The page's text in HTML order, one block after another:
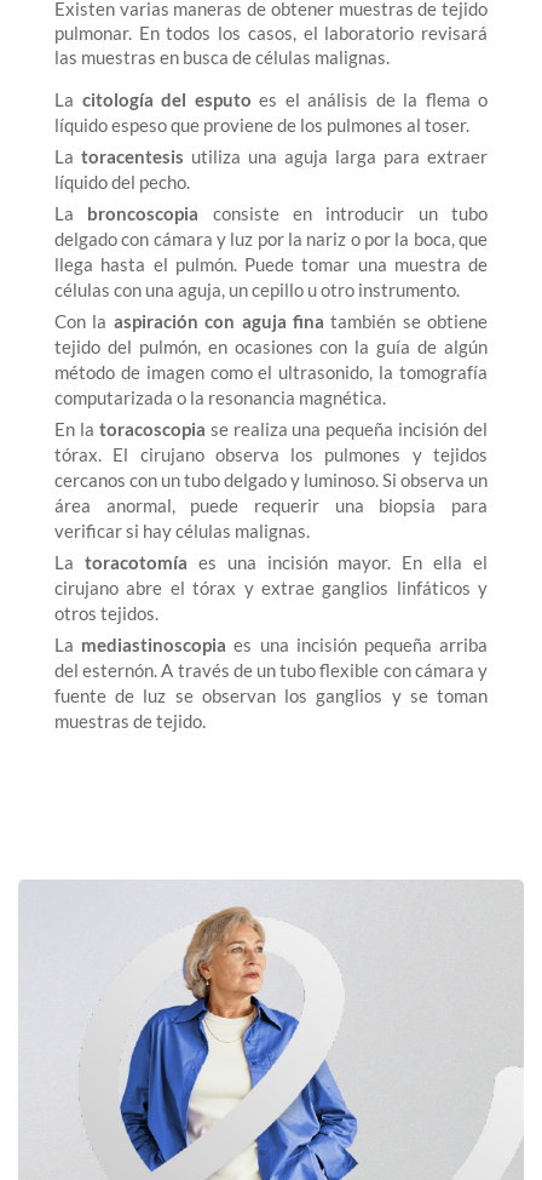
Existen varias maneras de obtener muestras de tejido
pulmonar. En todos los casos, el laboratorio revisará
las muestras en busca de células malignas.
La citología del esputo es el análisis de la flema o
líquido espeso que proviene de los pulmones al toser.
La toracentesis utiliza una aguja larga para extraer
líquido del pecho.
La broncoscopia consiste en introducir un tubo
delgado con cámara y luz por la nariz o por la boca, que
llega hasta el pulmón. Puede tomar una muestra de
células con una aguja, un cepillo u otro instrumento.
Con la aspiración con aguja fina también se obtiene
tejido del pulmón, en ocasiones con la guía de algún
método de imagen como el ultrasonido, la tomografía
computarizada o la resonancia magnética.
En la toracoscopia se realiza una pequeña incisión del
tórax. El cirujano observa los pulmones y tejidos
cercanos con un tubo delgado y luminoso. Si observa un
área anormal, puede requerir una biopsia para
verificar si hay células malignas.
La toracotomía es una incisión mayor. En ella el
cirujano abre el tórax y extrae ganglios linfáticos y
otros tejidos.
La mediastinoscopia es una incisión pequeña arriba
del esternón. A través de un tubo flexible con cámara y
fuente de luz se observan los ganglios y se toman
muestras de tejido.